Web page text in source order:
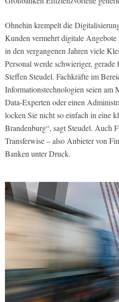
Ohnehin krempelt die
Kunden vermehrt digitale Angebote
in den vergangenen Jahren viele
Personal werde schwieriger,
Steffen Steudel. Fachkräfte im
Informationstechnologien seien am
Data-Experten oder einen
locken Sie nicht so einfach in eine
Brandenburg“, sagt Steudel. Auch
Transferwise – also Anbieter von
Banken unter Druck.